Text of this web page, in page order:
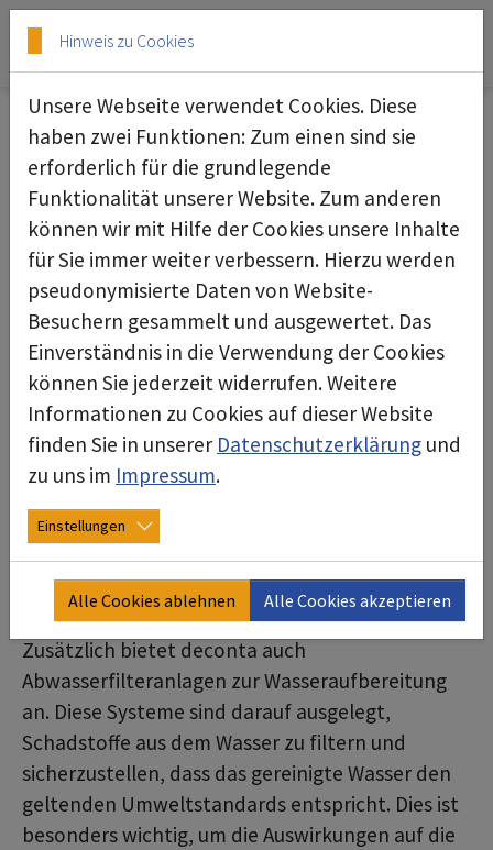
Skip to main content
Skip to page footer
Wassermanagement
deconta bietet eine umfassende Produktpalette
im Bereich Wassermanagement, die speziell für
die Schad- und Gefahrstoffsanierung entwickelt
wurde. Diese Produkte sind entscheidend, um die
Sicherheit und Effizienz bei der Handhabung von
Wasser in kontaminierten Bereichen zu
gewährleisten.
Die Wassermanagement-Lösungen von deconta
sorgen für das Erwärmen von Duschwasser und
das Filtern des anfallenden Abwassers. Diese
Geräte sind robust und für den Einsatz in
anspruchsvollen Umgebungen konzipiert,
wodurch sie sich ideal für Sanierungsprojekte
eignen.
Zusätzlich bietet deconta auch
Abwasserfilteranlagen zur Wasseraufbereitung
an. Diese Systeme sind darauf ausgelegt,
Schadstoffe aus dem Wasser zu filtern und
sicherzustellen, dass das gereinigte Wasser den
geltenden Umweltstandards entspricht. Dies ist
besonders wichtig, um die Auswirkungen auf die
Hinweis zu Cookies
Unsere Webseite verwendet Cookies. Diese
haben zwei Funktionen: Zum einen sind sie
erforderlich für die grundlegende
Funktionalität unserer Website. Zum anderen
können wir mit Hilfe der Cookies unsere Inhalte
für Sie immer weiter verbessern. Hierzu werden
pseudonymisierte Daten von Website-
Besuchern gesammelt und ausgewertet. Das
Einverständnis in die Verwendung der Cookies
können Sie jederzeit widerrufen. Weitere
Informationen zu Cookies auf dieser Website
finden Sie in unserer Datenschutzerklärung und
zu uns im Impressum.
Einstellungen
Alle Cookies ablehnen Alle Cookies akzeptieren